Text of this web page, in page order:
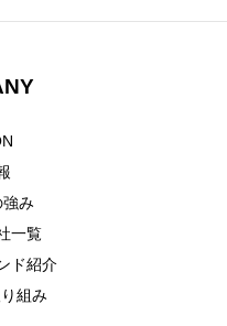
強み
一覧
ド紹介
組み